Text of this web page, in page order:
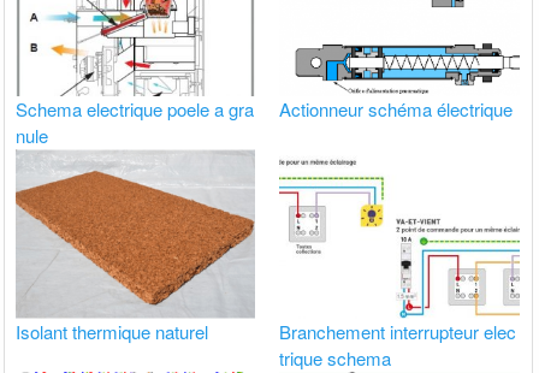
Schema electrique poele a gra
nule
Actionneur schéma électrique
Isolant thermique naturel
Branchement interrupteur elec
trique schema